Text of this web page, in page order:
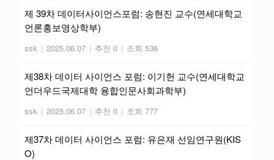
제 39차 데이터사이언스포럼: 송현진 교수(연세대학교
언론홍보영상학부)
ssk | 2025.06.07 | 추천 0 | 조회 536
제38차 데이터 사이언스 포럼: 이기헌 교수(연세대학교
언더우드국제대학 융합인문사회과학부)
ssk | 2025.06.07 | 추천 0 | 조회 777
제37차 데이터 사이언스 포럼: 유은재 선임연구원(KIS
O)